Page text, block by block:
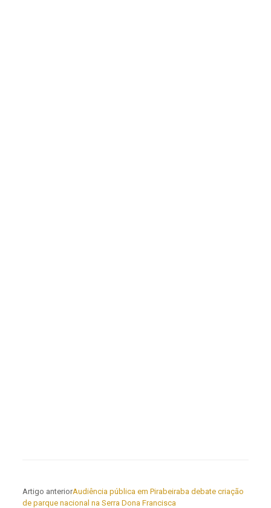
Artigo anteriorAudiência pública em Pirabeiraba debate criação
de parque nacional na Serra Dona Francisca